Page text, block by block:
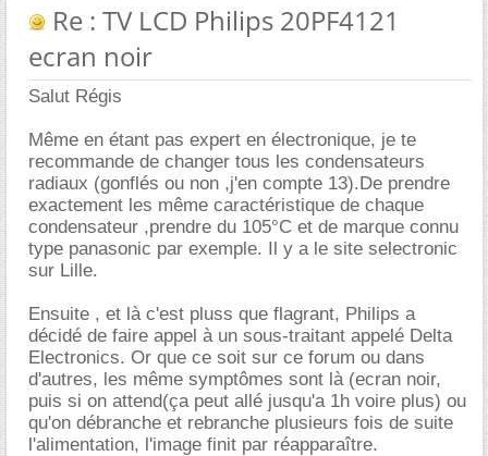
Re : TV LCD Philips 20PF4121
ecran noir
Salut Régis
Même en étant pas expert en électronique, je te
recommande de changer tous les condensateurs
radiaux (gonflés ou non ,j'en compte 13).De prendre
exactement les même caractéristique de chaque
condensateur ,prendre du 105°C et de marque connu
type panasonic par exemple. Il y a le site selectronic
sur Lille.
Ensuite , et là c'est pluss que flagrant, Philips a
décidé de faire appel à un sous-traitant appelé Delta
Electronics. Or que ce soit sur ce forum ou dans
d'autres, les même symptômes sont là (ecran noir,
puis si on attend(ça peut allé jusqu'a 1h voire plus) ou
qu'on débranche et rebranche plusieurs fois de suite
l'alimentation, l'image finit par réapparaître.